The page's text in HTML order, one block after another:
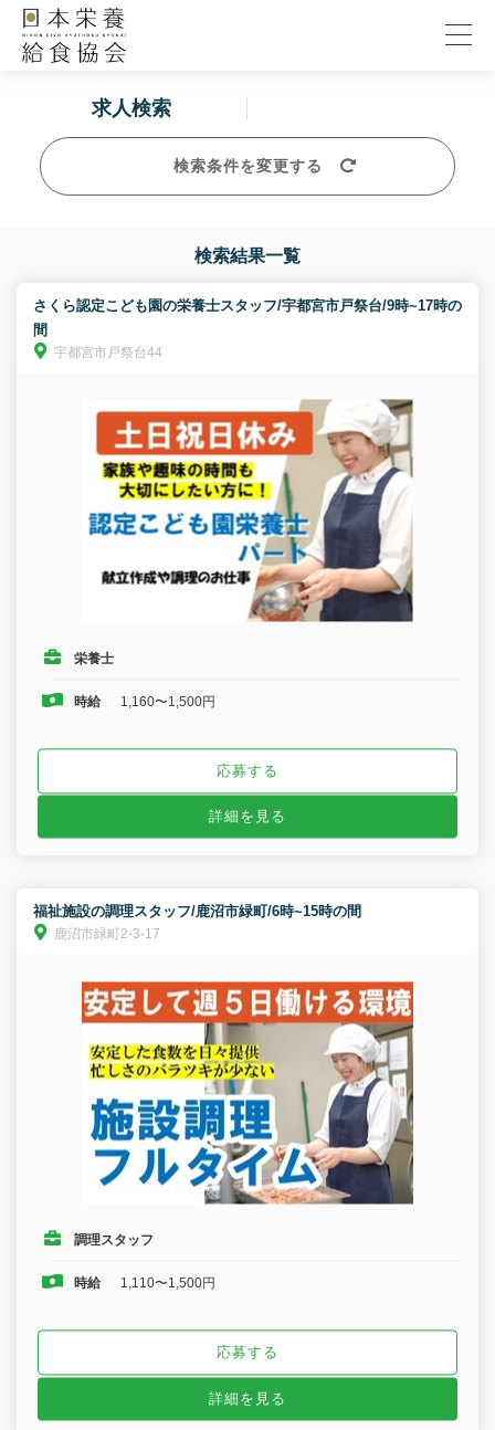
求人検索
検索条件を変更する
検索結果一覧
さくら認定こども園の栄養士スタッフ/宇都宮市戸祭台/9時~17時の
間
宇都宮市戸祭台44
栄養士
時給 1,160〜1,500円
応募する
詳細を見る
福祉施設の調理スタッフ/鹿沼市緑町/6時~15時の間
鹿沼市緑町2-3-17
調理スタッフ
時給 1,110〜1,500円
応募する
詳細を見る